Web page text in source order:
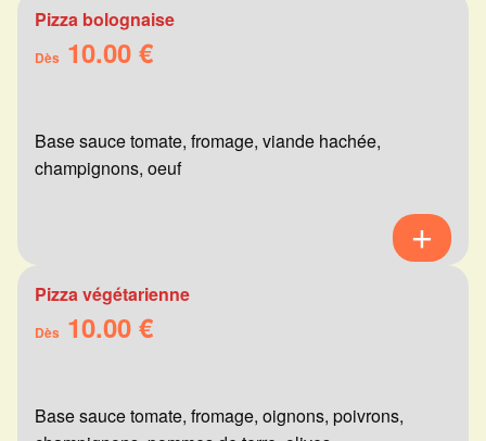
Pizza bolognaise
Dès 10.00 €
Base sauce tomate, fromage, viande hachée,
champignons, oeuf
Pizza végétarienne
Dès 10.00 €
Base sauce tomate, fromage, oignons, poivrons,